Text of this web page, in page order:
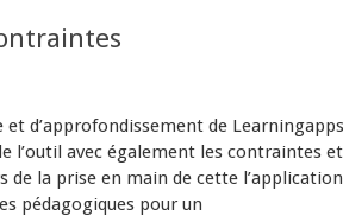
et d’approfondissement de
l’outil avec également les contraintes et
de la prise en main de cette
pédagogiques pour un